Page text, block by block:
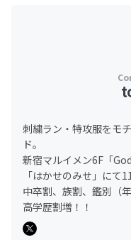
刺繍ラン・特攻服をモ
ド。
新宿マルイメン6F「
「はかせのみせ」にて
中卒割、族割、鑑別（
高学歴割増！！